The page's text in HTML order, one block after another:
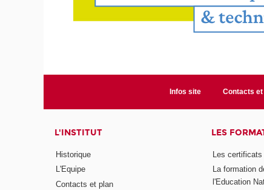
Infos site Contacts et
L'INSTITUT
Historique
L'Equipe
Contacts et plan
LES
Les certificats
La formation
l'Education